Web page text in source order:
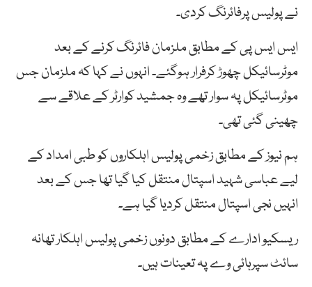
نے پولیس پرفائرنگ کردی۔
ایس ایس پی کے مطابق ملزمان فائرنگ کرنے کے بعد
موٹرسائیکل چھوڑ کرفرار ہوگئے۔ انہوں نے کہا کہ ملزمان جس
موٹرسائیکل پہ سوار تھے وہ جمشید کوارٹر کے علاقے سے
چھینی گئی تھی۔
ہم نیوز کے مطابق زخمی پولیس اہلکاروں کو طبی امداد کے
لیے عباسی شہید اسپتال منتقل کیا گیا تھا جس کے بعد
انہیں نجی اسپتال منتقل کردیا گیا ہے۔
ریسکیو ادارے کے مطابق دونوں زخمی پولیس اہلکار تھانہ
سائٹ سپرہائی وے پہ تعینات ہیں۔